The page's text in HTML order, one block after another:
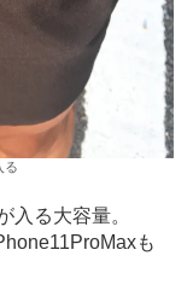
る
入る大容量。
も